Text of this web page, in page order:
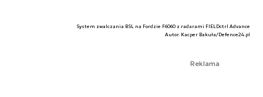
System zwalczania BSL na Fordzie F6060 z radarami FIELDctrl Advance
Autor. Kacper Bakuła/Defence24.pl
Reklama